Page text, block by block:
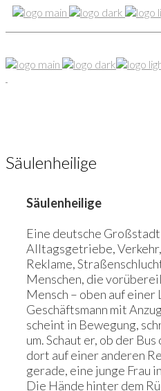
Säulenheilige
Säulenheilige
Eine deutsche Großstadt
Alltagsgetriebe,
Reklame,
Menschen, die
Mensch – oben auf einer
Geschäftsmann mit
scheint in Bewegung,
um. Schaut er, ob der
dort auf einer anderen
gerade, eine junge Frau
Die Hände hinter dem